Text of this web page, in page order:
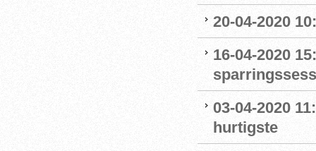
20-04-2020
16-04-2020
03-04-2020
hurtigste